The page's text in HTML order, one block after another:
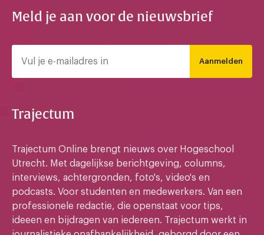
Meld je aan voor de nieuwsbrief
Aanmelden
Trajectum
Trajectum Online brengt nieuws over Hogeschool
Utrecht. Met dagelijkse berichtgeving, columns,
interviews, achtergronden, foto's, video's en
podcasts. Voor studenten en medewerkers. Van een
professionele redactie, die openstaat voor tips,
ideeen en bijdragen van iedereen. Trajectum werkt in